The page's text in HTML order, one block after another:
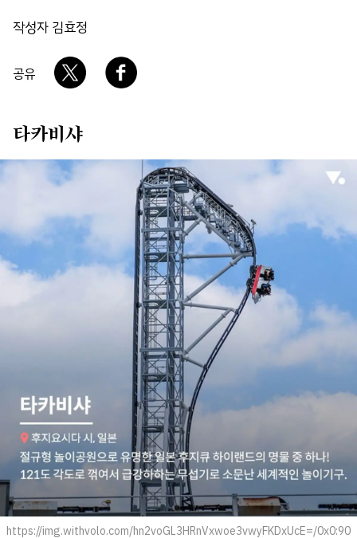
작성자 김효정
공유
타카비샤
https://img.withvolo.com/hn2voGL3HRnVxwoe3vwyFKDxUcE=/0x0:90